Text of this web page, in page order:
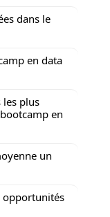
dans le
en data
les plus
en
un
opportunités